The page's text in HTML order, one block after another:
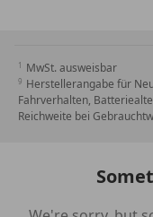
MwSt. ausweisbar
Herstellerangabe für
Fahrverhalten,
Reichweite bei